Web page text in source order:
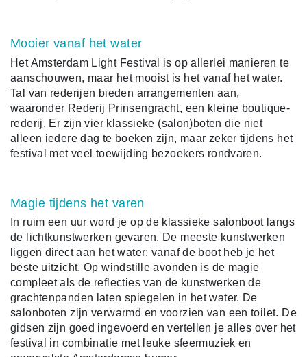
Mooier vanaf het water
Het Amsterdam Light Festival is op allerlei manieren te
aanschouwen, maar het mooist is het vanaf het water.
Tal van rederijen bieden arrangementen aan,
waaronder Rederij Prinsengracht, een kleine boutique-
rederij. Er zijn vier klassieke (salon)boten die niet
alleen iedere dag te boeken zijn, maar zeker tijdens het
festival met veel toewijding bezoekers rondvaren.
Magie tijdens het varen
In ruim een uur word je op de klassieke salonboot langs
de lichtkunstwerken gevaren. De meeste kunstwerken
liggen direct aan het water: vanaf de boot heb je het
beste uitzicht. Op windstille avonden is de magie
compleet als de reflecties van de kunstwerken de
grachtenpanden laten spiegelen in het water. De
salonboten zijn verwarmd en voorzien van een toilet. De
gidsen zijn goed ingevoerd en vertellen je alles over het
festival in combinatie met leuke sfeermuziek en